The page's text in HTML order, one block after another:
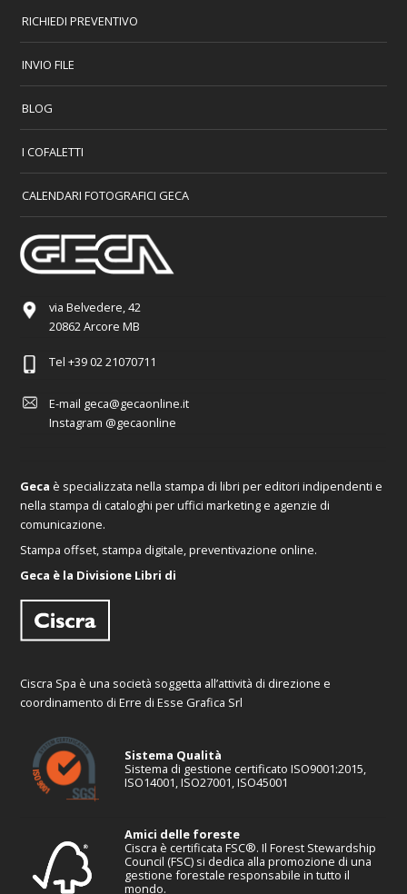
RICHIEDI PREVENTIVO
INVIO FILE
BLOG
I COFALETTI
CALENDARI FOTOGRAFICI GECA
via Belvedere, 42
20862 Arcore MB
Tel +39 02 21070711
E-mail geca@gecaonline.it
Instagram @gecaonline
Geca è specializzata nella stampa di libri per editori indipendenti e
nella stampa di cataloghi per uffici marketing e agenzie di
comunicazione.
Stampa offset, stampa digitale, preventivazione online.
Geca è la Divisione Libri di
Ciscra Spa è una società soggetta all’attività di direzione e
coordinamento di Erre di Esse Grafica Srl
Sistema Qualità
Sistema di gestione certificato ISO9001:2015,
ISO14001, ISO27001, ISO45001
Amici delle foreste
Ciscra è certificata FSC®. Il Forest Stewardship
Council (FSC) si dedica alla promozione di una
gestione forestale responsabile in tutto il
mondo.